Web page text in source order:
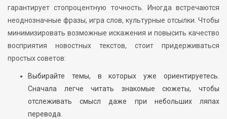
гарантирует стопроцентную точность. Иногда встречаются
неоднозначные фразы, игра слов, культурные отсылки. Чтобы
минимизировать возможные искажения и повысить качество
восприятия новостных текстов, стоит придерживаться
простых советов:
Выбирайте темы, в которых уже ориентируетесь.
Сначала легче читать знакомые сюжеты, чтобы
отслеживать смысл даже при небольших ляпах
перевода.